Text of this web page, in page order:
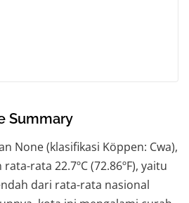
Summary
None (klasifikasi Köppen: Cwa),
rata 22.7ºC (72.86ºF), yaitu
dari rata-rata nasional